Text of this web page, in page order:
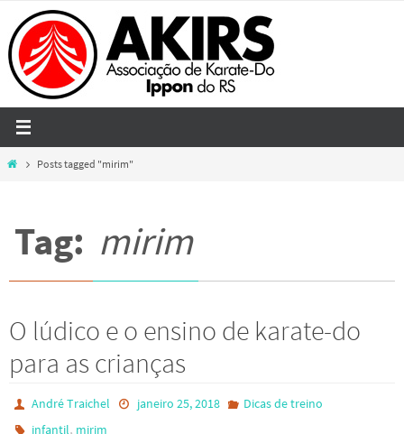
to
content
HomePosts tagged "mirim"
Tag: mirim
O lúdico e o ensino de karate-do
para as crianças
André Traichel janeiro 25, 2018
Dicas de treino
infantil, mirim